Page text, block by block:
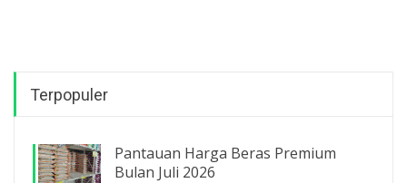
Terpopuler
Pantauan Harga Beras Premium
Bulan Juli 2026